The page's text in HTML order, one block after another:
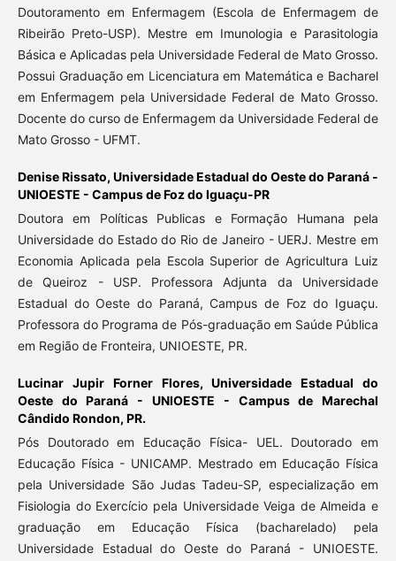
Doutoramento em Enfermagem (Escola de Enfermagem de
Ribeirão Preto-USP). Mestre em Imunologia e Parasitologia
Básica e Aplicadas pela Universidade Federal de Mato Grosso.
Possui Graduação em Licenciatura em Matemática e Bacharel
em Enfermagem pela Universidade Federal de Mato Grosso.
Docente do curso de Enfermagem da Universidade Federal de
Mato Grosso - UFMT.
Denise Rissato, Universidade Estadual do Oeste do Paraná -
UNIOESTE - Campus de Foz do Iguaçu-PR
Doutora em Políticas Publicas e Formação Humana pela
Universidade do Estado do Rio de Janeiro - UERJ. Mestre em
Economia Aplicada pela Escola Superior de Agricultura Luiz
de Queiroz - USP. Professora Adjunta da Universidade
Estadual do Oeste do Paraná, Campus de Foz do Iguaçu.
Professora do Programa de Pós-graduação em Saúde Pública
em Região de Fronteira, UNIOESTE, PR.
Lucinar Jupir Forner Flores,Universidade Estadual do
Oeste do Paraná - UNIOESTE - Campus de Marechal
Cândido Rondon, PR.
Pós Doutorado em Educação Física- UEL. Doutorado em
Educação Física - UNICAMP. Mestrado em Educação Física
pela Universidade São Judas Tadeu-SP, especialização em
Fisiologia do Exercício pela Universidade Veiga de Almeida e
graduação em Educação Física (bacharelado) pela
Universidade Estadual do Oeste do Paraná - UNIOESTE.